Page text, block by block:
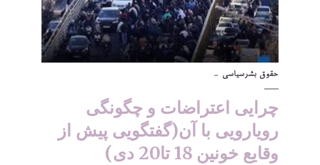
حقوق بشرسیاسی
چرایی اعتراضات و چگونگی
رویارویی با آن(گفتگویی پیش از
وقایع خونین 18 تا20 دی)